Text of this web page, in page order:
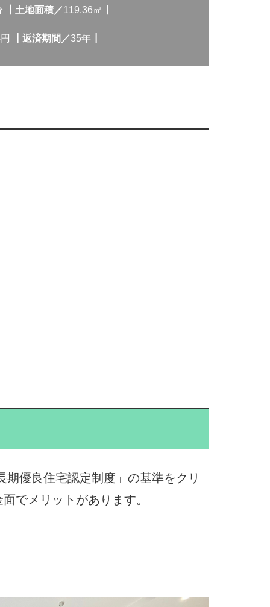
┃土地面積／119.36㎡┃
┃返済期間／35年
優良住宅認定制度」の基準をクリ
でメリットがあります。